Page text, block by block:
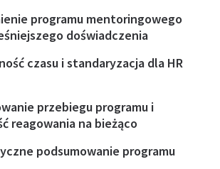
programu mentoringowego
doświadczenia
czasu i standaryzacja dla HR
przebiegu programu i
reagowania na bieżąco
podsumowanie programu